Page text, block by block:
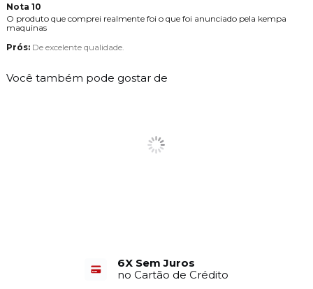
Nota 10
O produto que comprei realmente foi o que foi anunciado pela kempa
maquinas
Prós: De excelente qualidade.
Você também pode gostar de
6X Sem Juros
no Cartão de Crédito